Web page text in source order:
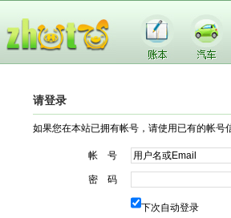
请登录
如果您在本站已拥有帐号，请使用已有的帐
帐 号
密 码
下次自动登录